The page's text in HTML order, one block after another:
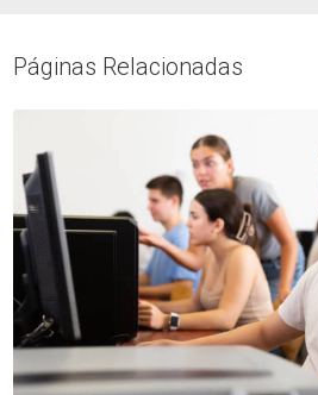
Páginas Relacionadas